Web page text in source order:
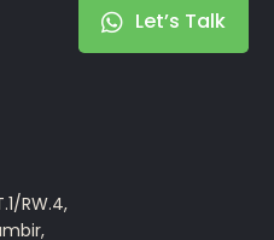
Let’s Talk
RW.4,